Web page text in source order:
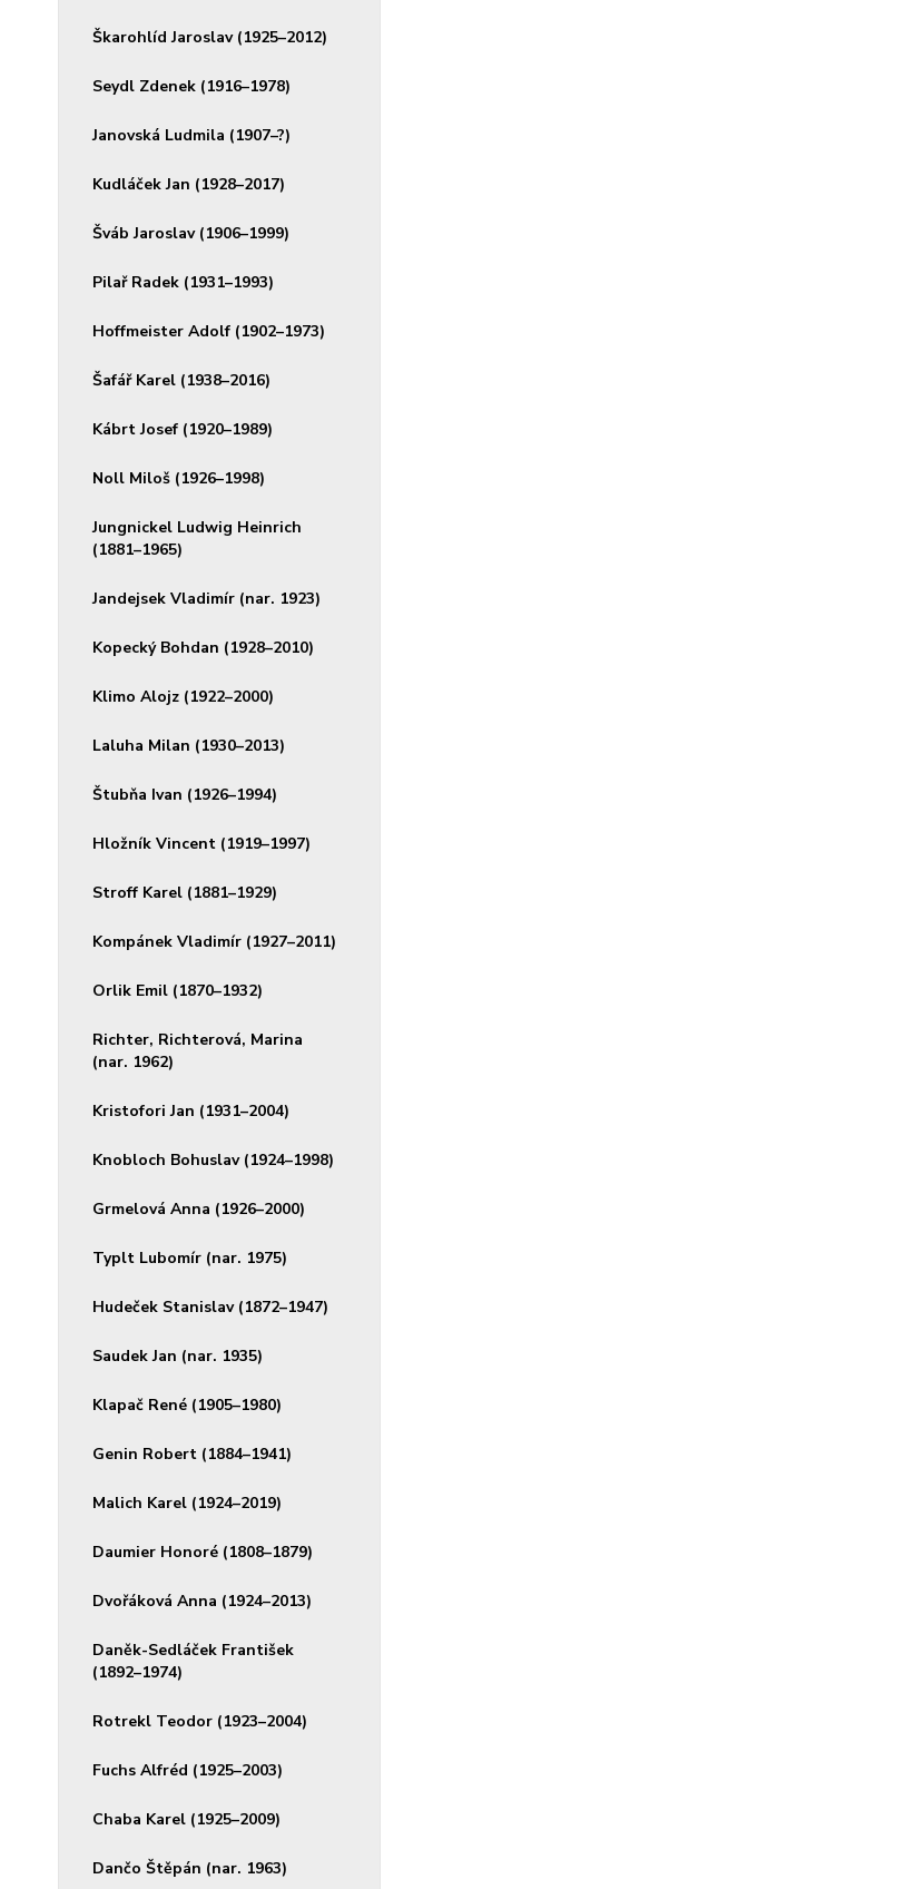
Škarohlíd Jaroslav (1925–2012)
Seydl Zdenek (1916–1978)
Janovská Ludmila (1907–?)
Kudláček Jan (1928–2017)
Šváb Jaroslav (1906–1999)
Pilař Radek (1931–1993)
Hoffmeister Adolf (1902–1973)
Šafář Karel (1938–2016)
Kábrt Josef (1920–1989)
Noll Miloš (1926–1998)
Jungnickel Ludwig Heinrich
(1881–1965)
Jandejsek Vladimír (nar. 1923)
Kopecký Bohdan (1928–2010)
Klimo Alojz (1922–2000)
Laluha Milan (1930–2013)
Štubňa Ivan (1926–1994)
Hložník Vincent (1919–1997)
Stroff Karel (1881–1929)
Kompánek Vladimír (1927–2011)
Orlik Emil (1870–1932)
Richter, Richterová, Marina
(nar. 1962)
Kristofori Jan (1931–2004)
Knobloch Bohuslav (1924–1998)
Grmelová Anna (1926–2000)
Typlt Lubomír (nar. 1975)
Hudeček Stanislav (1872–1947)
Saudek Jan (nar. 1935)
Klapač René (1905–1980)
Genin Robert (1884–1941)
Malich Karel (1924–2019)
Daumier Honoré (1808–1879)
Dvořáková Anna (1924–2013)
Daněk-Sedláček František
(1892–1974)
Rotrekl Teodor (1923–2004)
Fuchs Alfréd (1925–2003)
Chaba Karel (1925–2009)
Dančo Štěpán (nar. 1963)